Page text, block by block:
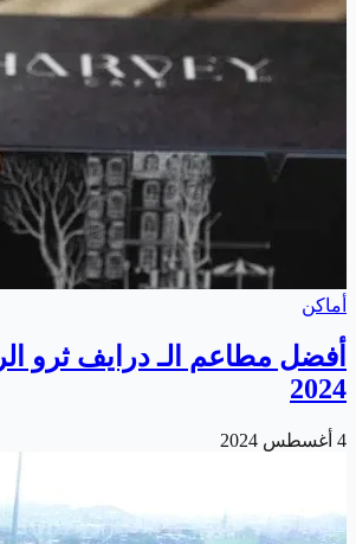
أماكن
أفضل مطاعم الـ درايف ثرو
2024
4 أغسطس 2024